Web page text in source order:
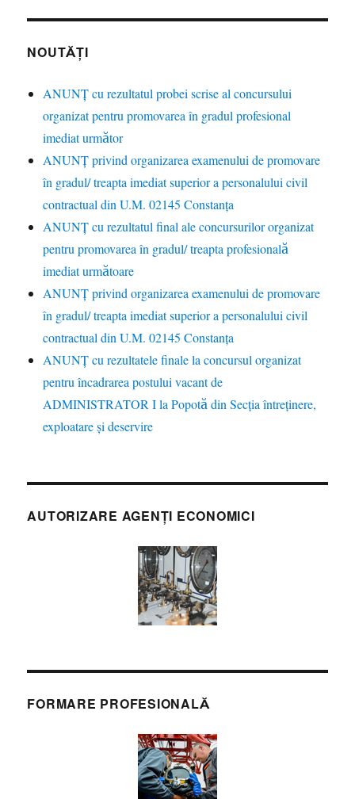
NOUTĂȚI
ANUNȚ cu rezultatul probei scrise al concursului
organizat pentru promovarea în gradul profesional
imediat următor
ANUNŢ privind organizarea examenului de promovare
în gradul/ treapta imediat superior a personalului civil
contractual din U.M. 02145 Constanța
ANUNȚ cu rezultatul final ale concursurilor organizat
pentru promovarea în gradul/ treapta profesională
imediat următoare
ANUNŢ privind organizarea examenului de promovare
în gradul/ treapta imediat superior a personalului civil
contractual din U.M. 02145 Constanța
ANUNȚ cu rezultatele finale la concursul organizat
pentru încadrarea postului vacant de
ADMINISTRATOR I la Popotă din Secția întreținere,
exploatare și deservire
AUTORIZARE AGENȚI ECONOMICI
FORMARE PROFESIONALĂ